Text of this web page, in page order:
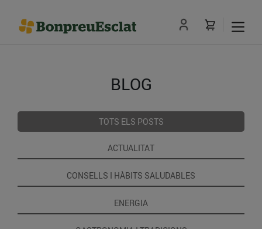
BLOG
TOTS ELS POSTS
ACTUALITAT
CONSELLS I HÀBITS SALUDABLES
ENERGIA